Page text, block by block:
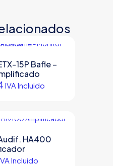
15P Bafle –
IVA Incluido
HA400
Incluido